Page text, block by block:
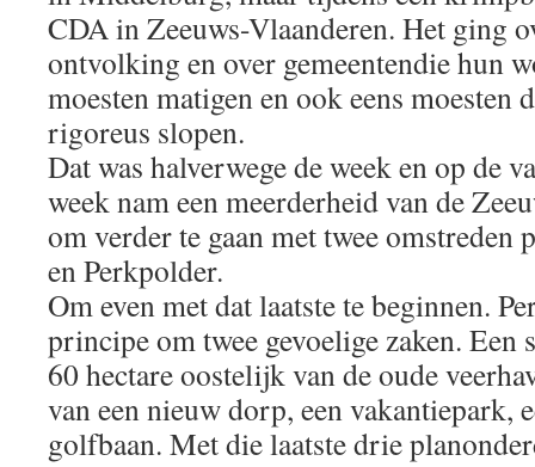
CDA in Zeeuws-Vlaanderen. Het ging
ontvolking en over gemeentendie hun
moesten matigen en ook eens moesten
rigoreus slopen.
Dat was halverwege de week en op de
week nam een meerderheid van de
om verder te gaan met twee omstreden
en Perkpolder.
Om even met dat laatste te beginnen.
principe om twee gevoelige zaken.
60 hectare oostelijk van de oude
van een nieuw dorp, een vakantiepark,
golfbaan. Met die laatste drie